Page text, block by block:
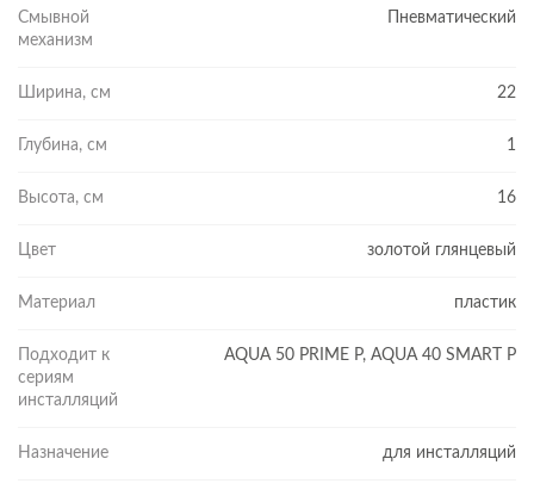
Смывной
механизм
Пневматический
Ширина, см 22
Глубина, см 1
Высота, см 16
Цвет золотой глянцевый
Материал пластик
Подходит к
сериям
инсталляций
AQUA 50 PRIME P, AQUA 40 SMART Р
Назначение для инсталляций